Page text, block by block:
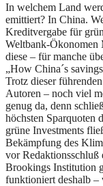
In welchem Land
emittiert? In China.
Kreditvergabe für
Weltbank-Ökonomen
diese – für manche
„How China´s
Trotz dieser
Autoren – noch viel
genug da, denn
höchsten Sparquoten
grüne Investments
Bekämpfung des
vor Redaktionsschluß
Brookings Institution
funktioniert deshalb –